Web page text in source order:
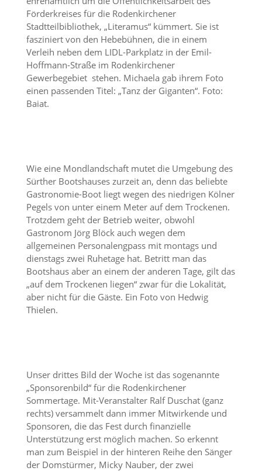
Förderkreises für die Rodenkirchener
Stadtteilbibliothek, „Literamus“ kümmert. Sie ist
fasziniert von den Hebebühnen, die in einem
Verleih neben dem LIDL-Parkplatz in der Emil-
Hoffmann-Straße im Rodenkirchener
Gewerbegebiet stehen. Michaela gab ihrem Foto
einen passenden Titel: „Tanz der Giganten“. Foto:
Baiat.
Wie eine Mondlandschaft mutet die Umgebung des
Sürther Bootshauses zurzeit an, denn das beliebte
Gastronomie-Boot liegt wegen des niedrigen Kölner
Pegels von unter einem Meter auf dem Trockenen.
Trotzdem geht der Betrieb weiter, obwohl
Gastronom Jörg Blöck auch wegen dem
allgemeinen Personalengpass mit montags und
dienstags zwei Ruhetage hat. Betritt man das
Bootshaus aber an einem der anderen Tage, gilt das
„auf dem Trockenen liegen“ zwar für die Lokalität,
aber nicht für die Gäste. Ein Foto von Hedwig
Thielen.
Unser drittes Bild der Woche ist das sogenannte
„Sponsorenbild“ für die Rodenkirchener
Sommertage. Mit-Veranstalter Ralf Duschat (ganz
rechts) versammelt dann immer Mitwirkende und
Sponsoren, die das Fest durch finanzielle
Unterstützung erst möglich machen. So erkennt
man zum Beispiel in der hinteren Reihe den Sänger
der Domstürmer, Micky Nauber, der zwei